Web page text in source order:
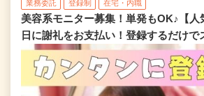
業務委託 登録制 在宅・内職
美容系モニター募集！単発もOK♪【人
日に謝礼をお支払い！登録するだけで